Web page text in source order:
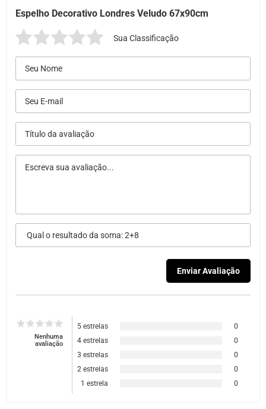
Espelho Decorativo Londres Veludo 67x90cm
Sua Classificação
Nenhuma
avaliação
5 estrelas
0
4 estrelas
0
3 estrelas
0
2 estrelas
0
1 estrela
0